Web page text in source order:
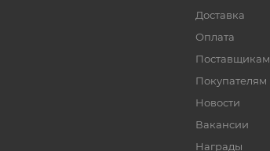
Доставка
Оплата
Поставщикам
Покупателям
Новости
Вакансии
Награды